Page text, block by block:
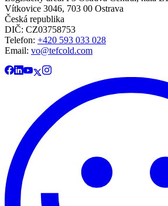
Vítkovice 3046, 703 00 Ostrava
Česká republika
DIČ: CZ03758753​​​​​​
Telefon: +420 593 033 028
Email: vo@tefcold.com